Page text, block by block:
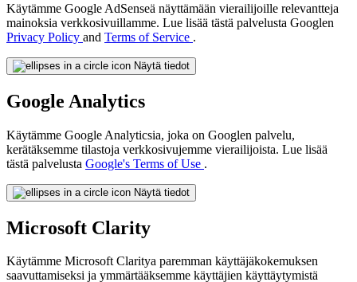
Käytämme Google AdSenseä näyttämään vierailijoille relevantteja
mainoksia verkkosivuillamme. Lue lisää tästä palvelusta Googlen
Privacy Policy and Terms of Service .
Näytä tiedot
Google Analytics
Käytämme Google Analyticsia, joka on Googlen palvelu,
kerätäksemme tilastoja verkkosivujemme vierailijoista. Lue lisää
tästä palvelusta Google's Terms of Use .
Näytä tiedot
Microsoft Clarity
Käytämme Microsoft Claritya paremman käyttäjäkokemuksen
saavuttamiseksi ja ymmärtääksemme käyttäjien käyttäytymistä